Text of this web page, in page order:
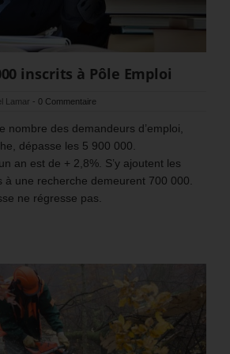
inscrits à Pôle Emploi
Lamar - 0 Commentaire
nombre des demandeurs d’emploi,
dépasse les 5 900 000.
an est de + 2,8%. S’y ajoutent les
à une recherche demeurent 700 000.
ne régresse pas.